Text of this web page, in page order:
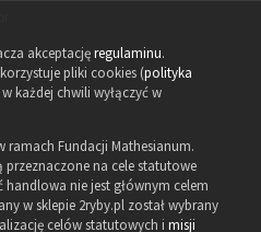
akceptacjęregulaminu.
pliki cookies (polityka
każdej chwili wyłączyć w
ramach Fundacji Mathesianum.
przeznaczone na cele statutowe
handlowa nie jest głównym celem
w sklepie 2ryby.pl został wybrany
celów statutowych i misji